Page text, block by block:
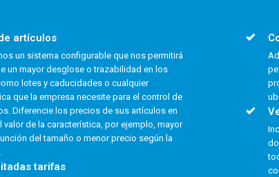
artículos
un sistema configurable que nos permitirá
un mayor desglose o trazabilidad en los
lotes y caducidades o cualquier
que la empresa necesite para el control de
Diferencie los precios de sus artículos en
valor de la característica, por ejemplo, mayor
del tamaño o menor precio según la
tarifas